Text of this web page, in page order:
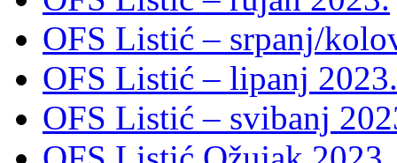
OFS Listić – srpanj/
OFS Listić – lipanj 2023.
OFS Listić – svibanj